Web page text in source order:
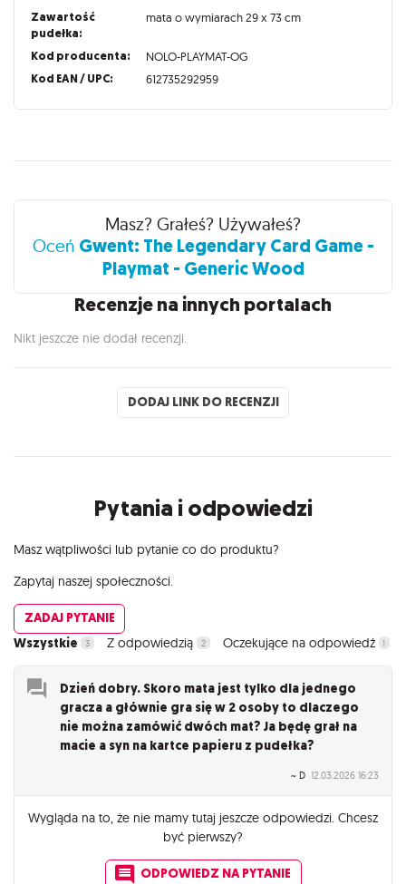
Zawartość
pudełka:
mata o wymiarach 29 x 73 cm
Kod producenta: NOLO-PLAYMAT-OG
Kod EAN / UPC: 612735292959
Recenzje
Masz? Grałeś? Używałeś?
Oceń Gwent: The Legendary Card Game -
Playmat - Generic Wood
Recenzje na innych portalach
Nikt jeszcze nie dodał recenzji.
DODAJ LINK DO RECENZJI
Pytania i odpowiedzi
Wszystkie 3 Z odpowiedzią 2 Oczekujące na odpowiedź 1
Dzień dobry. Skoro mata jest tylko dla jednego
gracza a głównie gra się w 2 osoby to dlaczego
nie można zamówić dwóch mat? Ja będę grał na
macie a syn na kartce papieru z pudełka?
~ D 12.03.2026 16:23
Wygląda na to, że nie mamy tutaj jeszcze odpowiedzi. Chcesz
być pierwszy?
ODPOWIEDZ NA PYTANIE
Masz wątpliwości lub pytanie co do produktu?
Zapytaj naszej społeczności.
ZADAJ PYTANIE